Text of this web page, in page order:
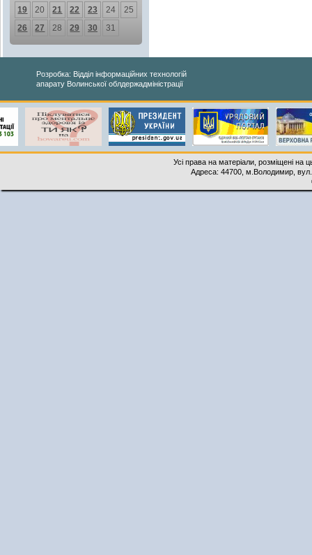
19
20 21 22 23 24
25
26
27 28 29 30 31
Розробка: Відділ інформаційних технологій
апарату Волинської облдержадміністрації
Усі права на матеріали, розміщені на
Адреса: 44700, м.Володимир,